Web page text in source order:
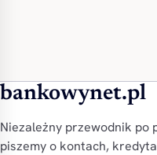
bankowynet.pl
Niezależny przewodnik
piszemy o kontach,